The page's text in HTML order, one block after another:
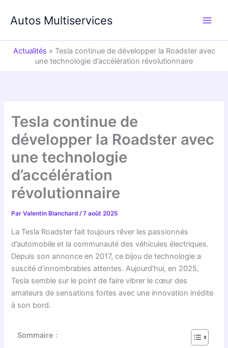
Autos Multiservices
Actualités » Tesla continue de développer la Roadster avec
une technologie d’accélération révolutionnaire
Tesla continue de
développer la Roadster avec
une technologie
d’accélération
révolutionnaire
ParValentin Blanchard/7 août 2025
La Tesla Roadster fait toujours rêver les passionnés
d’automobile et la communauté des véhicules électriques.
Depuis son annonce en 2017, ce bijou de technologie a
suscité d’innombrables attentes. Aujourd’hui, en 2025,
Tesla semble sur le point de faire vibrer le cœur des
amateurs de sensations fortes avec une innovation inédite
à son bord.
Sommaire :